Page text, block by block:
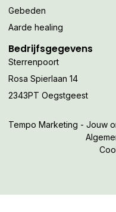
Gebeden
Aarde healing
Bedrijfsgegevens
Sterrenpoort
Rosa Spierlaan 14
2343PT Oegstgeest
Tempo Marketing - Jouw